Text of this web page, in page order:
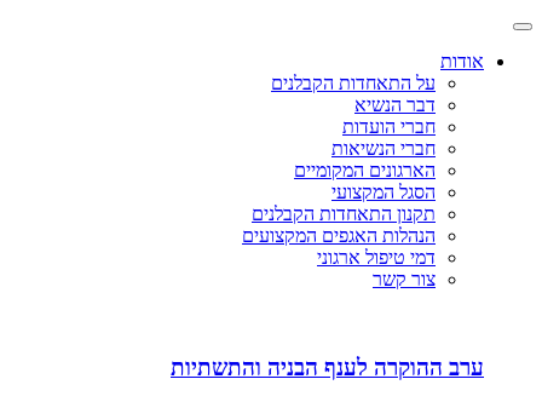
אודות
על התאחדות הקבלנים
דבר הנשיא
חברי הועדות
חברי הנשיאות
הארגונים המקומיים
הסגל המקצועי
תקנון התאחדות הקבלנים
הנהלות האגפים המקצועים
דמי טיפול ארגוני
צור קשר
ערב ההוקרה לענף הבניה והתשתיות